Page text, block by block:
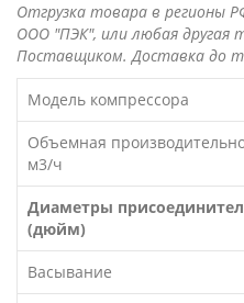
Отгрузка товара в регионы
ООО "ПЭК", или любая другая
Поставщиком. Доставка до
Модель компрессора
Объемная
м3/ч
Диаметры
(дюйм)
Васывание